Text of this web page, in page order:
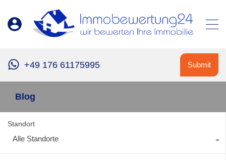
+49 176 61175995 Submit
Blog
Standort
Alle Standorte